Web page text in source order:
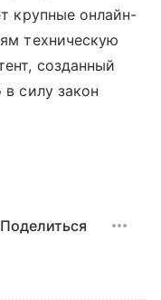
крупные онлайн-
техническую
созданный
силу закон
Поделиться